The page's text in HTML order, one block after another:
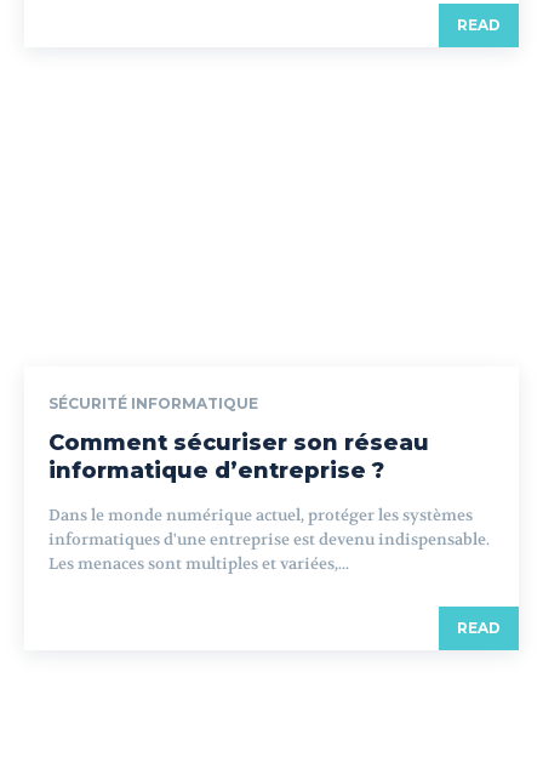
READ
SÉCURITÉ INFORMATIQUE
Comment sécuriser son réseau
informatique d’entreprise ?
Dans le monde numérique actuel, protéger les systèmes
informatiques d'une entreprise est devenu indispensable.
Les menaces sont multiples et variées,...
READ